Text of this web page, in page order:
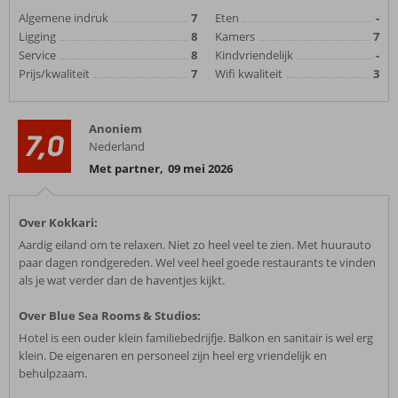
Algemene indruk
7
Ligging
8
Service
8
Prijs/kwaliteit
7
Eten
-
Kamers
7
Kindvriendelijk
-
Wifi kwaliteit
3
7,0
Anoniem
Nederland
Met partner, 09 mei 2026
Over Kokkari:
Aardig eiland om te relaxen. Niet zo heel veel te zien. Met huurauto
paar dagen rondgereden. Wel veel heel goede restaurants te vinden
als je wat verder dan de haventjes kijkt.
Over Blue Sea Rooms & Studios:
Hotel is een ouder klein familiebedrijfje. Balkon en sanitair is wel erg
klein. De eigenaren en personeel zijn heel erg vriendelijk en
behulpzaam.